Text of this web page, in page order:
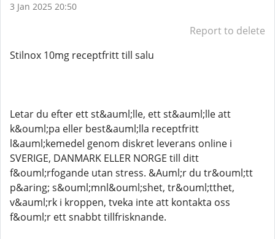
3 Jan 2025 20:50
Report to delete
Stilnox 10mg receptfritt till salu
Letar du efter ett st&auml;lle, ett st&auml;lle att
k&ouml;pa eller best&auml;lla receptfritt
l&auml;kemedel genom diskret leverans online i
SVERIGE, DANMARK ELLER NORGE till ditt
f&ouml;rfogande utan stress. &Auml;r du tr&ouml;tt
p&aring; s&ouml;mnl&ouml;shet, tr&ouml;tthet,
v&auml;rk i kroppen, tveka inte att kontakta oss
f&ouml;r ett snabbt tillfrisknande.